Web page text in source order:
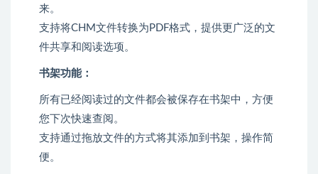
来。
支持将CHM文件转换为PDF格式，提供更广泛的文
件共享和阅读选项。
书架功能：
所有已经阅读过的文件都会被保存在书架中，方便
您下次快速查阅。
支持通过拖放文件的方式将其添加到书架，操作简
便。